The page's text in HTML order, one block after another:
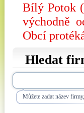
Bílý Potok
východně
Obcí
Hledat
Můžete zadat název